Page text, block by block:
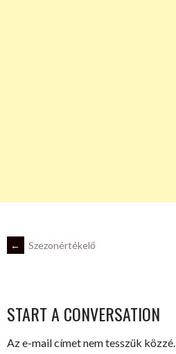
POST
← Szezonértékelő
START A CONVERSATION
Az e-mail címet nem tesszük közzé.